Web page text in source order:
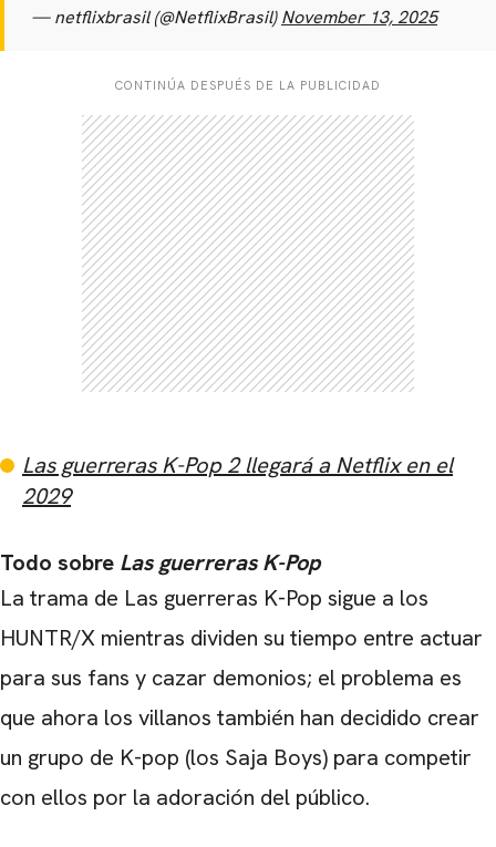
— netflixbrasil (@NetflixBrasil)November 13, 2025
CONTINÚA DESPUÉS DE LA PUBLICIDAD
Las guerreras K-Pop 2 llegará a Netflix en el
2029
Todo sobre Las guerreras K-Pop
La trama de Las guerreras K-Pop sigue a los
HUNTR/X mientras dividen su tiempo entre actuar
para sus fans y cazar demonios; el problema es
que ahora los villanos también han decidido crear
un grupo de K-pop (los Saja Boys) para competir
con ellos por la adoración del público.